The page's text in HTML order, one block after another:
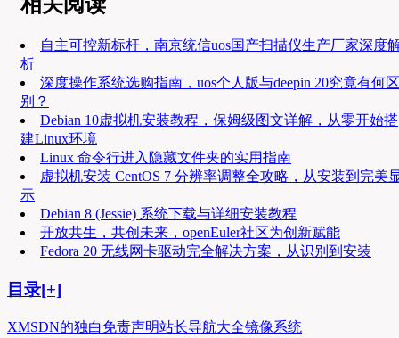
相关阅读
自主可控新标杆，南京统信uos国产扫描仪生产厂家深度
析
深度操作系统选购指南，uos个人版与deepin 20究竟有何区
别？
Debian 10虚拟机安装教程，保姆级图文详解，从零开始搭
建Linux环境
Linux 命令行进入隐藏文件夹的实用指南
虚拟机安装 CentOS 7 分辨率调整全攻略，从安装到完美
示
Debian 8 (Jessie) 系统下载与详细安装教程
开放共生，共创未来，openEuler社区为创新赋能
Fedora 20 无线网卡驱动完全解决方案，从识别到安装
目录[+]
XMSDN的独白免责声明站长导航大全镜像系统